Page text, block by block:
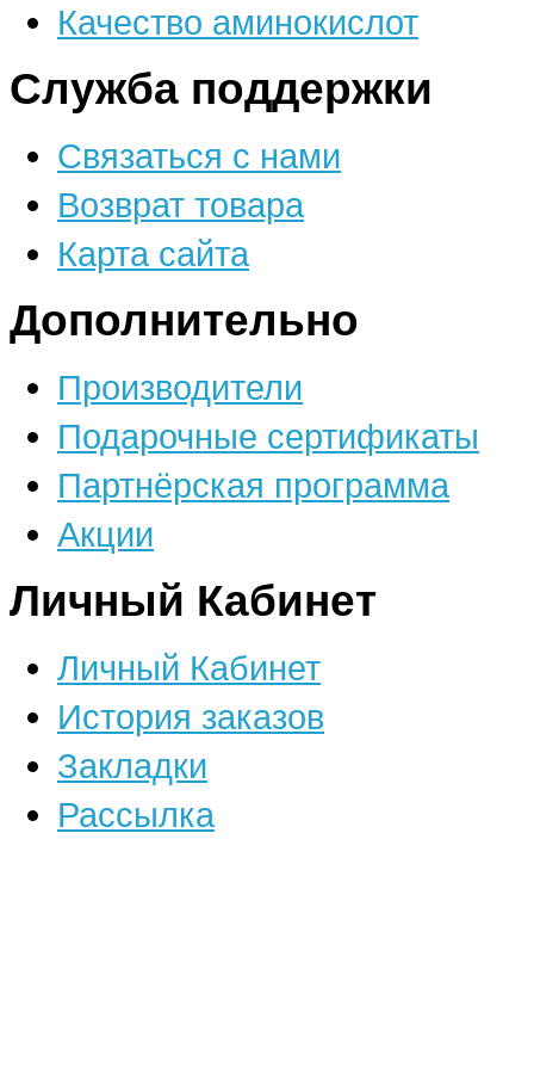
Качество аминокислот
Служба поддержки
Связаться с нами
Возврат товара
Карта сайта
Дополнительно
Производители
Подарочные сертификаты
Партнёрская программа
Акции
Личный Кабинет
Личный Кабинет
История заказов
Закладки
Рассылка